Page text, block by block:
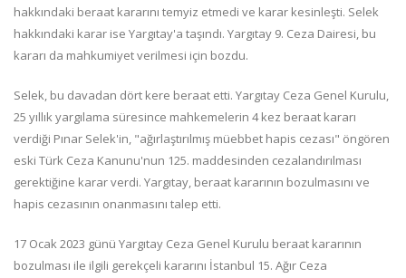
hakkındaki beraat kararını temyiz etmedi ve karar kesinleşti. Selek
hakkındaki karar ise Yargıtay'a taşındı. Yargıtay 9. Ceza Dairesi, bu
kararı da mahkumiyet verilmesi için bozdu.
Selek, bu davadan dört kere beraat etti. Yargıtay Ceza Genel Kurulu,
25 yıllık yargılama süresince mahkemelerin 4 kez beraat kararı
verdiği Pınar Selek'in, "ağırlaştırılmış müebbet hapis cezası" öngören
eski Türk Ceza Kanunu'nun 125. maddesinden cezalandırılması
gerektiğine karar verdi. Yargıtay, beraat kararının bozulmasını ve
hapis cezasının onanmasını talep etti.
17 Ocak 2023 günü Yargıtay Ceza Genel Kurulu beraat kararının
bozulması ile ilgili gerekçeli kararını İstanbul 15. Ağır Ceza